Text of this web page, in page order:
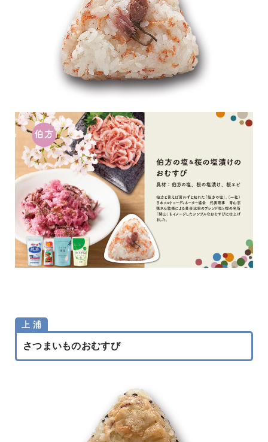
上 浦
さつまいものおむすび